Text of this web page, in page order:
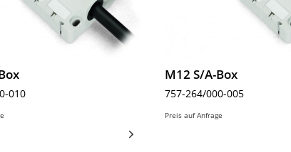
010
M12 S/A-Box
757-264/000-005
Preis auf Anfrage